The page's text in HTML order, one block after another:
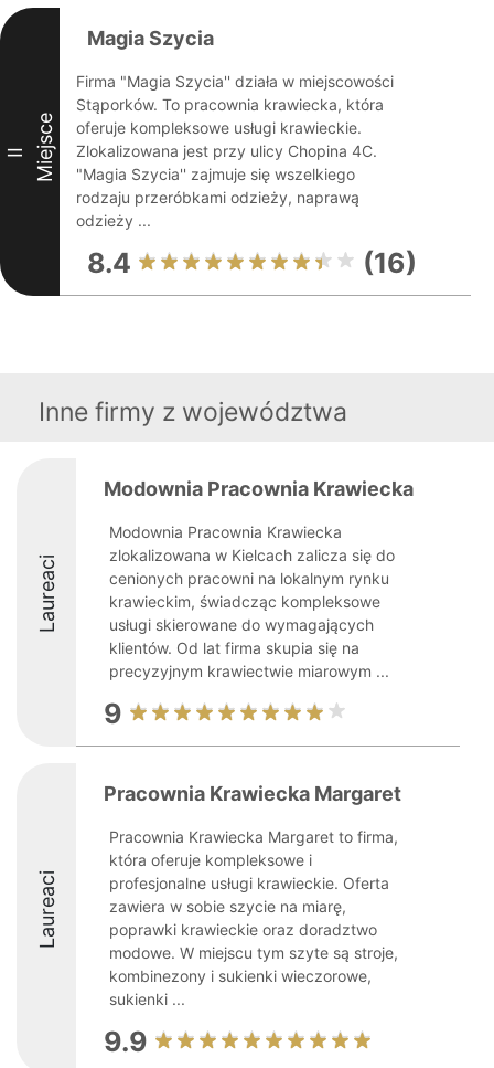
II Miejsce
Magia Szycia
Firma "Magia Szycia'' działa w miejscowości
Stąporków. To pracownia krawiecka, która
oferuje kompleksowe usługi krawieckie.
Zlokalizowana jest przy ulicy Chopina 4C.
"Magia Szycia'' zajmuje się wszelkiego
rodzaju przeróbkami odzieży, naprawą
odzieży ...
8.4 (16)
Inne firmy z województwa
Laureaci
Modownia Pracownia Krawiecka
Modownia Pracownia Krawiecka
zlokalizowana w Kielcach zalicza się do
cenionych pracowni na lokalnym rynku
krawieckim, świadcząc kompleksowe
usługi skierowane do wymagających
klientów. Od lat firma skupia się na
precyzyjnym krawiectwie miarowym ...
9
Laureaci
Pracownia Krawiecka Margaret
Pracownia Krawiecka Margaret to firma,
która oferuje kompleksowe i
profesjonalne usługi krawieckie. Oferta
zawiera w sobie szycie na miarę,
poprawki krawieckie oraz doradztwo
modowe. W miejscu tym szyte są stroje,
kombinezony i sukienki wieczorowe,
sukienki ...
9.9